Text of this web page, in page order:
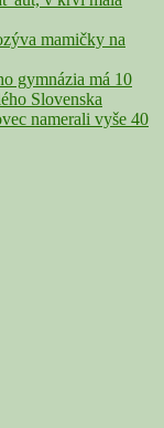
mamičky na
gymnázia má 10
Slovenska
namerali vyše 40